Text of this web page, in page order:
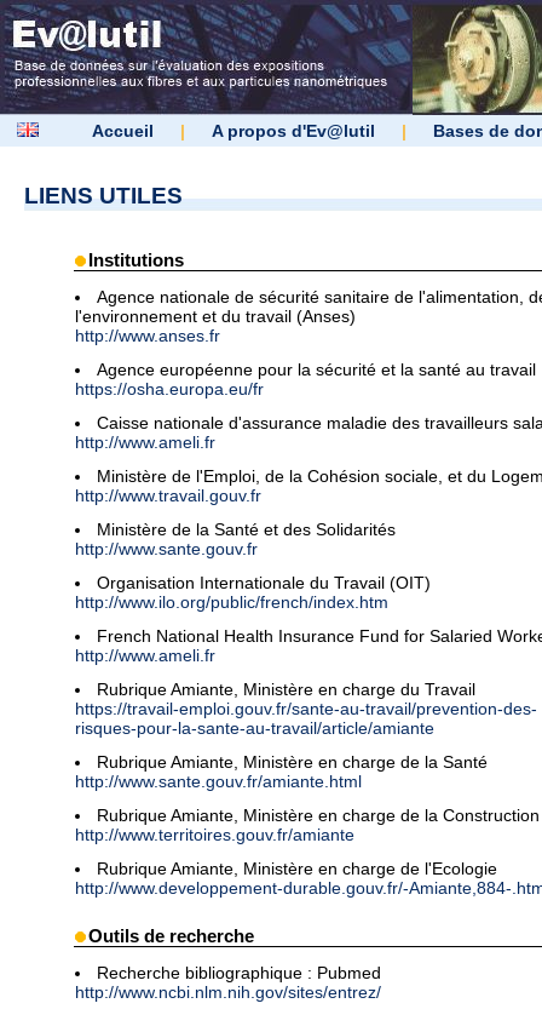
Accueil | A propos d'Ev@lutil | Bases de
LIENS UTILES
Institutions
Agence nationale de sécurité sanitaire de l'alimentation,
l'environnement et du travail (Anses)
http://www.anses.fr
Agence européenne pour la sécurité et la santé au travail
https://osha.europa.eu/fr
Caisse nationale d'assurance maladie des travailleurs
http://www.ameli.fr
Ministère de l'Emploi, de la Cohésion sociale, et du
http://www.travail.gouv.fr
Ministère de la Santé et des Solidarités
http://www.sante.gouv.fr
Organisation Internationale du Travail (OIT)
http://www.ilo.org/public/french/index.htm
French National Health Insurance Fund for Salaried
http://www.ameli.fr
Rubrique Amiante, Ministère en charge du Travail
https://travail-emploi.gouv.fr/sante-au-travail/prevention-des-
risques-pour-la-sante-au-travail/article/amiante
Rubrique Amiante, Ministère en charge de la Santé
http://www.sante.gouv.fr/amiante.html
Rubrique Amiante, Ministère en charge de la Construction
http://www.territoires.gouv.fr/amiante
Rubrique Amiante, Ministère en charge de l'Ecologie
http://www.developpement-durable.gouv.fr/-Amiante,884-
Outils de recherche
Recherche bibliographique : Pubmed
http://www.ncbi.nlm.nih.gov/sites/entrez/